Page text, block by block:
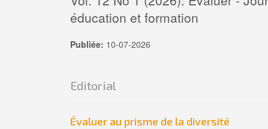
éducation et formation
Publiée: 10-07-2026
Editorial
Évaluer au prisme de la diversité